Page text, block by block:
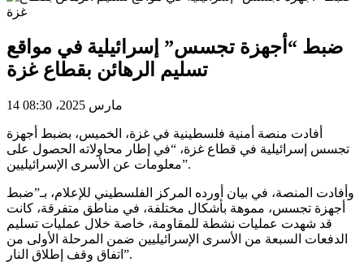
ضبط “أجهزة تجسس” إسرائيلية في مواقع
تسليم الرهائن بقطاع غزة
14 مارس 2025، 08:30
أفادت منصة أمنية فلسطينية في غزة، الخميس، بضبط أجهزة
تجسس إسرائيلية في قطاع غزة، “في إطار محاولاته الحصول على
معلومات عن الأسرى الإسرائيليين”.
وأفادت المنصة، في بيان أورده المركز الفلسطيني للإعلام، بـ”ضبط
أجهزة تجسس، مموهة بأشكال مختلفة، في مناطق متفرقة، كانت
قد شهدت عمليات نشطة للمقاومة، خاصة خلال عمليات تسليم
الدفعات السبعة من الأسرى الإسرائيليين ضمن المرحلة الأولى من
اتفاق وقف إطلاق النار”.